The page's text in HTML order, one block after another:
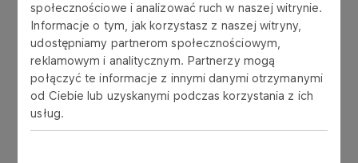
społecznościowe i analizować ruch w naszej witrynie.
Informacje o tym, jak korzystasz z naszej witryny,
udostępniamy partnerom społecznościowym,
reklamowym i analitycznym. Partnerzy mogą
połączyć te informacje z innymi danymi otrzymanymi
od Ciebie lub uzyskanymi podczas korzystania z ich
usług.
Zarząd Polskiego Górnictwa Naftowego i
Gazownictwa SA ("PGNiG", "Spółka") podaje do
wiadomości treści uchwał, które zostały podjęte
przez Nadzwyczajne Walne Zgromadzenie PGNiG